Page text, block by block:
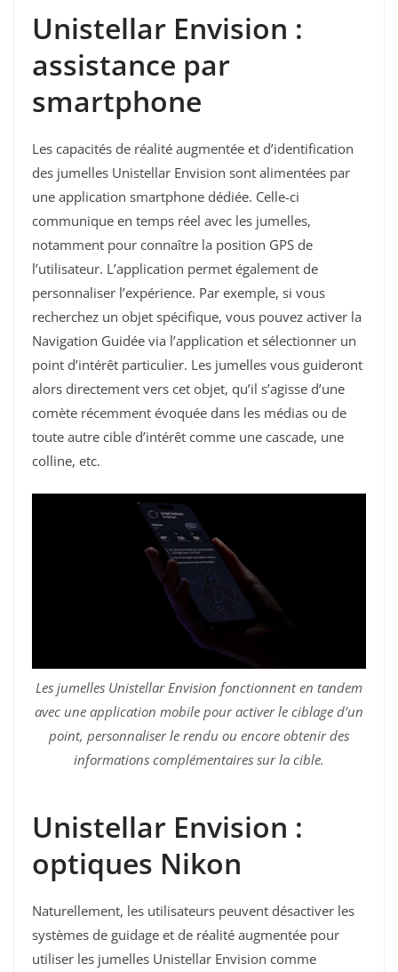
Unistellar Envision :
assistance par
smartphone
Les capacités de réalité augmentée et d’identification
des jumelles Unistellar Envision sont alimentées par
une application smartphone dédiée. Celle-ci
communique en temps réel avec les jumelles,
notamment pour connaître la position GPS de
l’utilisateur. L’application permet également de
personnaliser l’expérience. Par exemple, si vous
recherchez un objet spécifique, vous pouvez activer la
Navigation Guidée via l’application et sélectionner un
point d’intérêt particulier. Les jumelles vous guideront
alors directement vers cet objet, qu’il s’agisse d’une
comète récemment évoquée dans les médias ou de
toute autre cible d’intérêt comme une cascade, une
colline, etc.
Les jumelles Unistellar Envision fonctionnent en tandem
avec une application mobile pour activer le ciblage d’un
point, personnaliser le rendu ou encore obtenir des
informations complémentaires sur la cible.
Unistellar Envision :
optiques Nikon
Naturellement, les utilisateurs peuvent désactiver les
systèmes de guidage et de réalité augmentée pour
utiliser les jumelles Unistellar Envision comme